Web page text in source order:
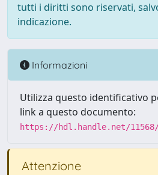
tutti i diritti sono riservati,
indicazione.
Informazioni
Utilizza questo identificativo
link a questo documento:
https://hdl.handle.net/11568/
Attenzione